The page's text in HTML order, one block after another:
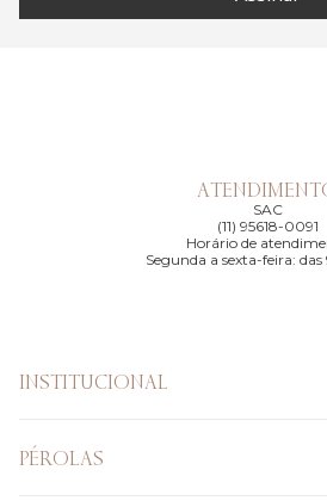
SAC
(11) 95618-0091
Horário de
Segunda a sexta-feira: das
INSTITUCIONAL
PÉROLAS